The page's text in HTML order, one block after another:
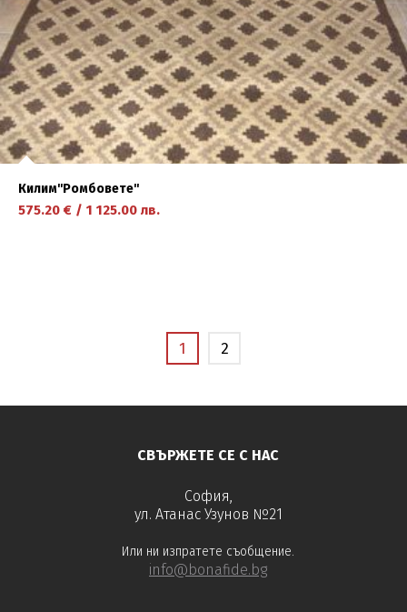
Килим''Ромбовете''
575.20 € / 1 125.00 лв.
1 2
СВЪРЖЕТЕ СЕ С НАС
София,
ул. Атанас Узунов №21
Или ни изпратете съобщение.
info@bonafide.bg